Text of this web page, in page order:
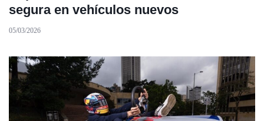
segura en vehículos nuevos
05/03/2026